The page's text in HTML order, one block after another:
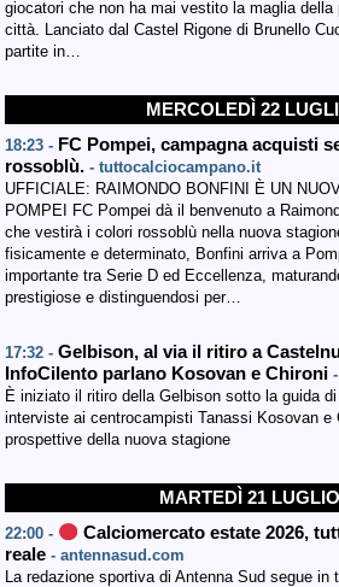
giocatori che non ha mai vestito la maglia della
città. Lanciato dal Castel Rigone di Brunello
partite in…
MERCOLEDÌ 22
18:23 - FC Pompei, campagna acquisti
rossoblù. - tuttocalciocampano.it
UFFICIALE: RAIMONDO BONFINI È UN
POMPEI FC Pompei dà il benvenuto a
che vestirà i colori rossoblù nella nuova
fisicamente e determinato, Bonfini arriva a
importante tra Serie D ed Eccellenza,
prestigiose e distinguendosi per…
17:32 - Gelbison, al via il ritiro a
InfoCilento parlano Kosovan e Chironi
È iniziato il ritiro della Gelbison sotto la guida
interviste ai centrocampisti Tanassi Kosovan e
prospettive della nuova stagione
MARTEDÌ 21
22:00 -
Calciomercato estate 2026,
reale - antennasud.com
La redazione sportiva di Antenna Sud segue